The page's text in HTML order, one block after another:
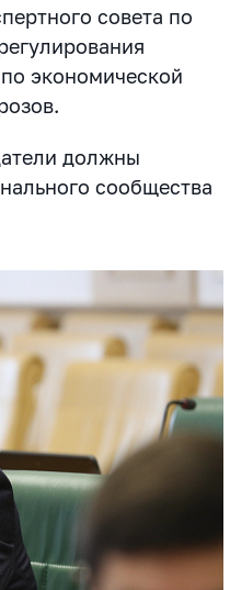
совета по
экономической
должны
сообщества